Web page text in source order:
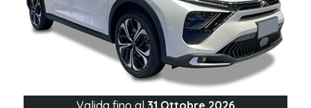
Valida fino al 31 Ottobre 2026